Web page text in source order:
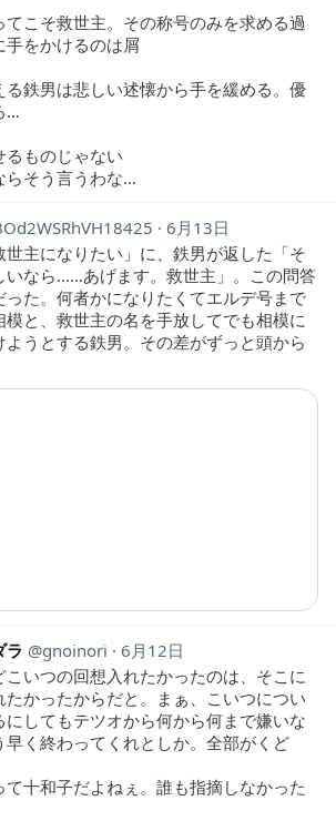
てこそ救世主。その称号のみを求める過
手をかけるのは屑
る鉄男は悲しい述懐から手を緩める。優
…
るものじゃない
らそう言うわな…
6月13日
世主になりたい」に、鉄男が返した「そ
いなら……あげます。救世主」。この問答
った。何者かになりたくてエルデ号まで
模と、救世主の名を手放してでも相模に
ようとする鉄男。その差がずっと頭から
ラ gnoinori
6月12日
こいつの回想入れたかったのは、そこに
たかったからだと。まぁ、こいつについ
にしてもテツオから何から何まで嫌いな
早く終わってくれとしか。全部がくど
て十和子だよねぇ。誰も指摘しなかった